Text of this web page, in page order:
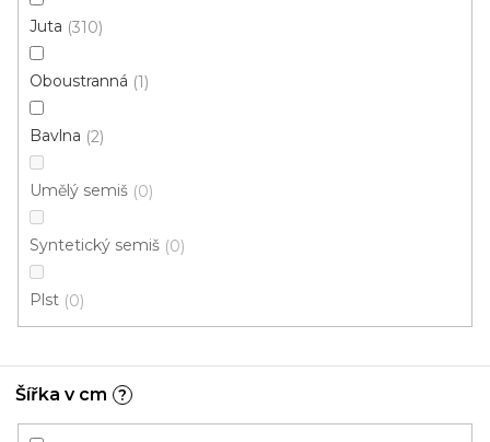
Juta 310
Oboustranná 1
Bavlna 2
Umělý semiš 0
Syntetický semiš 0
Plst 0
Šířka v cm ? Skladem, ihned k odeslání